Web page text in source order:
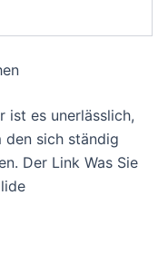
ist es unerlässlich,
den sich ständig
Der Link Was Sie